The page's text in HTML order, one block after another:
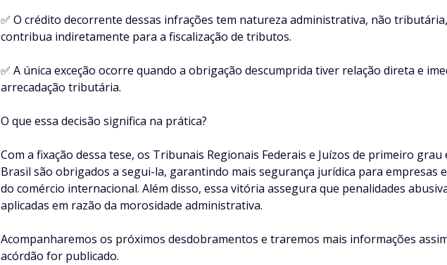
✅ O crédito decorrente dessas infrações tem natureza administrativa, não
contribua indiretamente para a fiscalização de tributos.
✅ A única exceção ocorre quando a obrigação descumprida tiver relação direta e
arrecadação tributária.
O que essa decisão significa na prática?
Com a fixação dessa tese, os Tribunais Regionais Federais e Juízos de primeiro grau
Brasil são obrigados a segui-la, garantindo mais segurança jurídica para empresas
do comércio internacional. Além disso, essa vitória assegura que penalidades
aplicadas em razão da morosidade administrativa.
Acompanharemos os próximos desdobramentos e traremos mais informações
acórdão for publicado.